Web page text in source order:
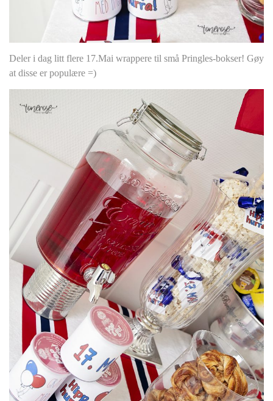
Deler i dag litt flere 17.Mai wrappere til små Pringles-bokser! Gøy
at disse er populære =)